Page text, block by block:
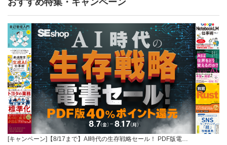
[キャンペーン]【8/17まで】AI時代の生存戦略セール！ PDF版電…